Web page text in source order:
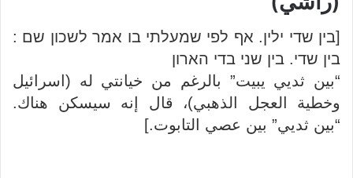
[בין שדי ילין. אף לפי שמעלתי בו אמר לשכון שם :
בין שדי. בין שני בדי הארון
“بين ثديي يبيت” بالرغم من خيانتي له (اسرائيل
وخطية العجل الذهبي)، قال إنه سيسكن هناك.
“بين ثديي” بين عصي التابوت.]